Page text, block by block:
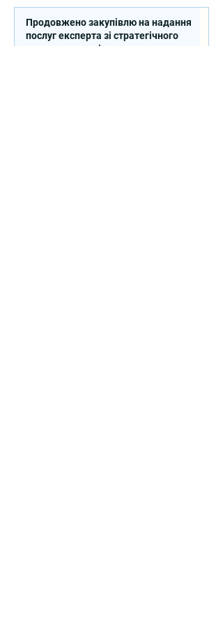
Продовжено закупівлю на надання
послуг експерта зі стратегічного
планування регіонального розвитку в